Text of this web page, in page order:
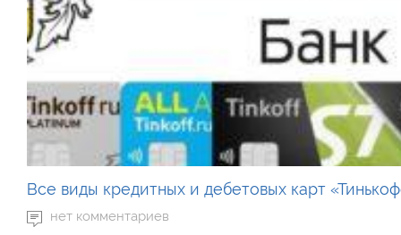
Все виды кредитных и дебетовых карт
нет комментариев